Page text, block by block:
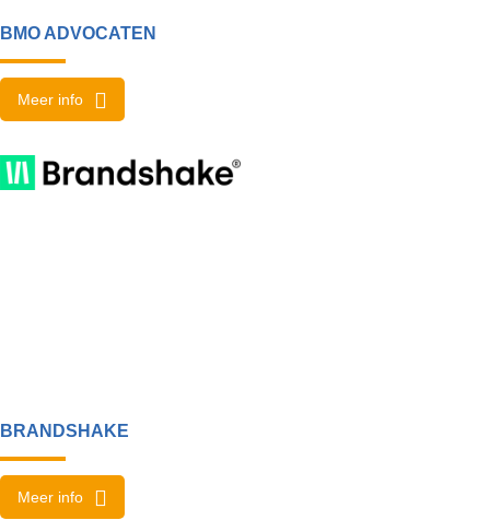
BMO ADVOCATEN
Meer info
BRANDSHAKE
Meer info